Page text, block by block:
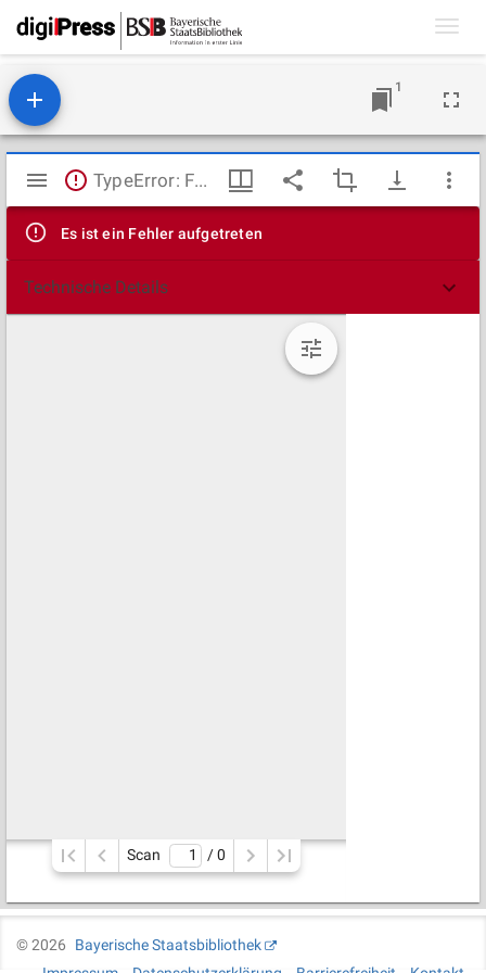
1
Mirador
Viewer
TypeError: Failed to fetch
Es ist ein Fehler aufgetreten
Technische Details
Scan / 0
©2026
Bayerische Staatsbibliothek